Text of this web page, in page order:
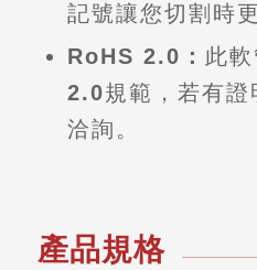
記號讓您切割時
RoHS 2.0： 此
2.0規範，若有
洽詢。
產品規格